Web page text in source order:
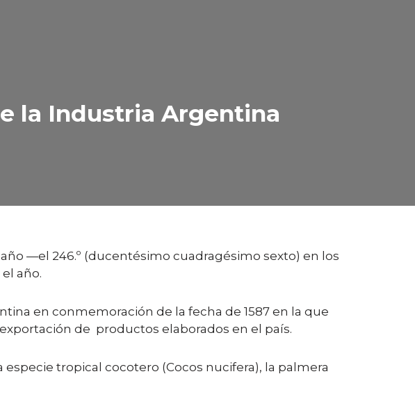
la Industria Argentina
—el 246.º (ducentésimo cuadragésimo sexto) en los
año.
en conmemoración de la fecha de 1587 en la que
de productos elaborados en el país.
tropical cocotero (Cocos nucifera), la palmera